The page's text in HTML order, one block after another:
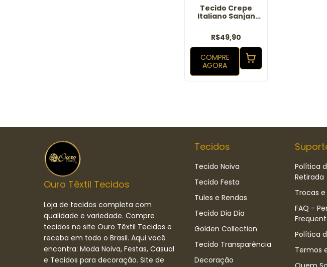
Tecido Crepe
Italiano Sanjan
R$49,90
COMPRE
AGORA
Ouro Têxtil Tecidos
Loja de tecidos completa com
qualidade e variedade. Compre
tecidos no site Ouro Têxtil Tecidos e
receba em todo o Brasil. Aqui você
encontra: Moda Noiva, Festas, Casual
e Tecidos para decoração. Site de
Tecidos
Tecido Noiva
Tecido Festa
Tules e Rendas
Tecido Dia Dia
Golden Collection
Tecido Transparência
Decoração
Política
Retirada
Trocas
FAQ -
Política
Termos